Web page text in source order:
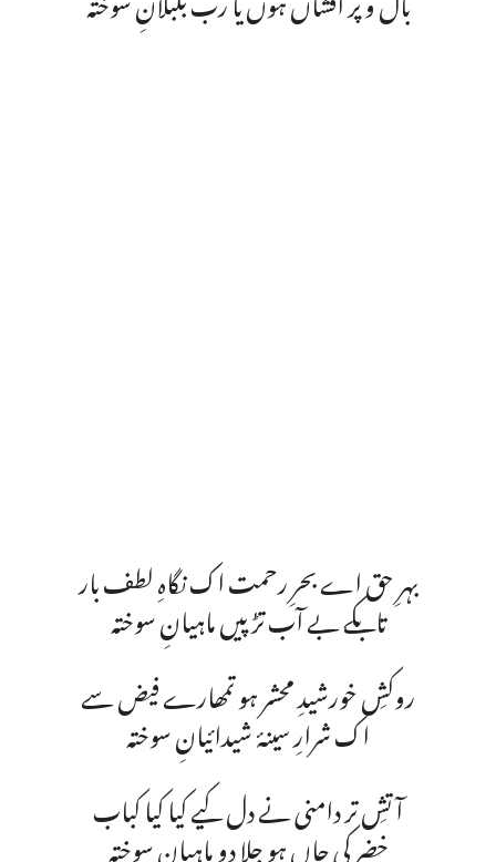
بہرِ حق اے بحرِ رحمت اک نگاہِ لطف بار
تابکے بے آب تڑپیں ماہیانِ سوختہ
روکشِ خورشیدِ محشر ہو تمھارے فیض سے
اک شرارِ سینۂ شیدائیانِ سوختہ
آتشِ تر دامنی نے دل کیے کیا کیا کباب
خضر کی جاں ہو جِلا دو ماہیانِ سوختہ